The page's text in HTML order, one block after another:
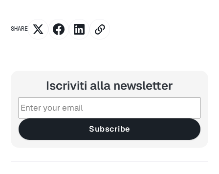
SHARE
Iscriviti alla newsletter
Subscribe